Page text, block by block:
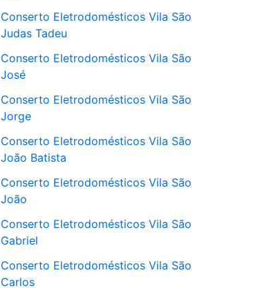
Conserto Eletrodomésticos Vila São
Judas Tadeu
Conserto Eletrodomésticos Vila São
José
Conserto Eletrodomésticos Vila São
Jorge
Conserto Eletrodomésticos Vila São
João Batista
Conserto Eletrodomésticos Vila São
João
Conserto Eletrodomésticos Vila São
Gabriel
Conserto Eletrodomésticos Vila São
Carlos